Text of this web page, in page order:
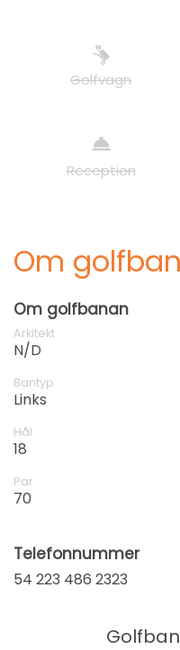
Golfvagn
Reception
Om
Om golfbanan
Arkitekt
N/D
Bantyp
Links
Hål
18
Par
70
Telefonnummer
54 223 486 2323